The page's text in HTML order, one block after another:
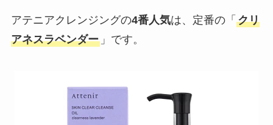
アテニアクレンジングの4番人気は、定番の「 クリ
アネスラベンダー」です。